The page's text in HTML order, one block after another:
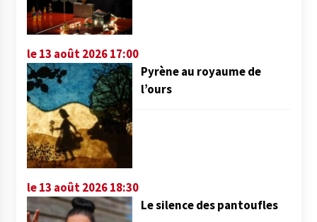
le 13 août 2026 17:00
Pyrène au royaume de
l’ours
le 13 août 2026 18:30
Le silence des pantoufles